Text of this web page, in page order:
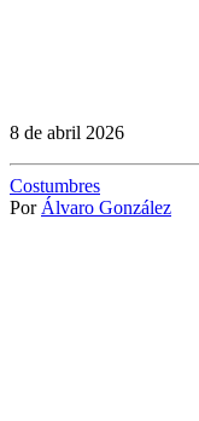
8 de abril 2026
Costumbres
Por Álvaro González